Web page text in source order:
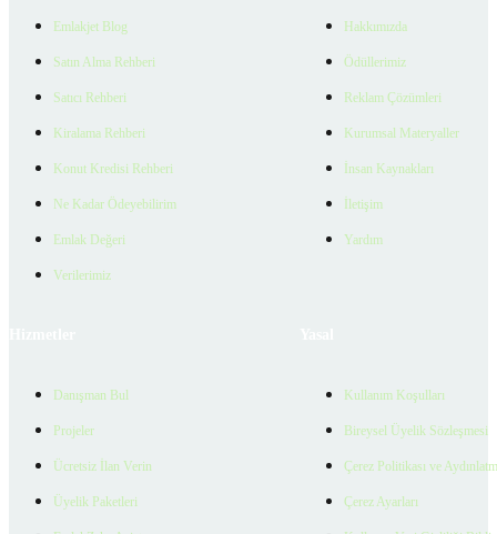
Emlakjet Blog
Satın Alma Rehberi
Satıcı Rehberi
Kiralama Rehberi
Konut Kredisi Rehberi
Ne Kadar Ödeyebilirim
Emlak Değeri
Verilerimiz
Hakkımızda
Ödüllerimiz
Reklam Çözümleri
Kurumsal Materyaller
İnsan Kaynakları
İletişim
Yardım
Danışman Bul
Projeler
Ücretsiz İlan Verin
Üyelik Paketleri
Kullanım Koşulları
Bireysel Üyelik Sözleşmesi
Çerez Politikası ve
Çerez Ayarları